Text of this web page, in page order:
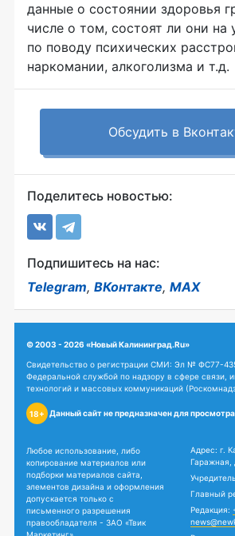
данные о состоянии здоровья
числе о том, состоят ли они на
по поводу психических
наркомании, алкоголизма и т.д.
Обсудить в
Поделитесь новостью:
Подпишитесь на нас:
Telegram, ВКонтакте, MAX
© 2003 - 2026 «Новый Калининград.Ru»
Свидетельство о регистрации СМИ: Эл № ФС77-
Федеральной службой по надзору в сфере связи,
технологий и массовых коммуникаций
18+ Данный сайт не предназначен для
Любое использование, либо
копирование материалов или
подборки материалов сайта,
элементов дизайна и оформления
допускается только с
письменного разрешения
правообладателя - ЗАО «Твик
Адрес: г.
Гаражная,
Главный
Редакция: